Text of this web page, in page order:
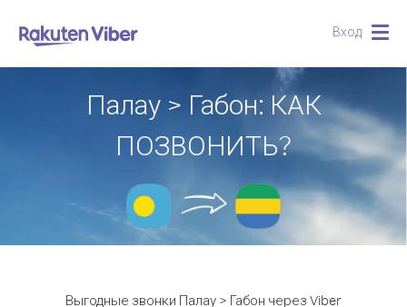
Вход
Палау > Габон: КАК
ПОЗВОНИТЬ?
Выгодные звонки Палау > Габон через Viber